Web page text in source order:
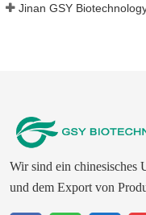
Wir sind ein chinesisches
und dem Export von